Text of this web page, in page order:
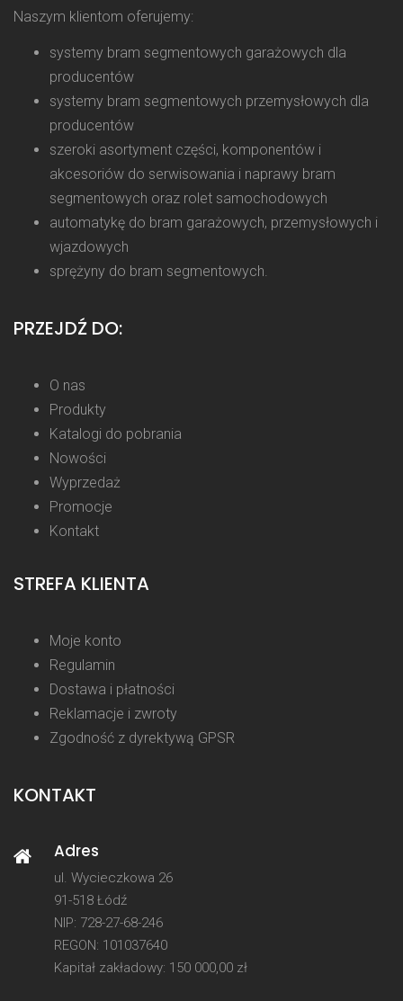
Naszym klientom oferujemy:
systemy bram segmentowych garażowych dla
producentów
systemy bram segmentowych przemysłowych dla
producentów
szeroki asortyment części, komponentów i
akcesoriów do serwisowania i naprawy bram
segmentowych oraz rolet samochodowych
automatykę do bram garażowych, przemysłowych i
wjazdowych
sprężyny do bram segmentowych.
PRZEJDŹ DO:
O nas
Produkty
Katalogi do pobrania
Nowości
Wyprzedaż
Promocje
Kontakt
STREFA KLIENTA
Moje konto
Regulamin
Dostawa i płatności
Reklamacje i zwroty
Zgodność z dyrektywą GPSR
KONTAKT
Adres
ul. Wycieczkowa 26
91-518 Łódź
NIP: 728-27-68-246
REGON: 101037640
Kapitał zakładowy: 150 000,00 zł